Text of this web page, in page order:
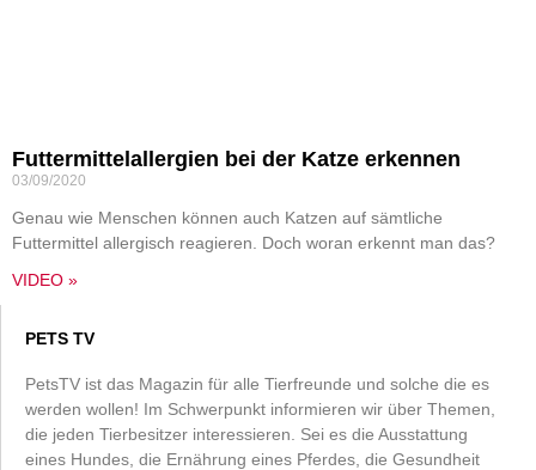
Futtermittelallergien bei der Katze erkennen
03/09/2020
Genau wie Menschen können auch Katzen auf sämtliche
Futtermittel allergisch reagieren. Doch woran erkennt man das?
VIDEO »
PETS TV
PetsTV ist das Magazin für alle Tierfreunde und solche die es
werden wollen! Im Schwerpunkt informieren wir über Themen,
die jeden Tierbesitzer interessieren. Sei es die Ausstattung
eines Hundes, die Ernährung eines Pferdes, die Gesundheit